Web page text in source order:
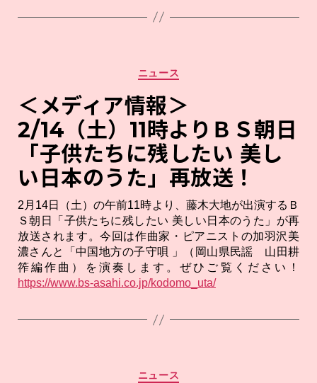
ゴ
リ
ー
ニュース
＜メディア情報＞
2/14（土）11時よりＢＳ朝日
「子供たちに残したい 美し
い日本のうた」再放送！
2月14日（土）の午前11時より、藤木大地が出演するＢ
Ｓ朝日「子供たちに残したい 美しい日本のうた」が再
放送されます。今回は作曲家・ピアニストの加羽沢美
濃さんと「中国地方の子守唄 」（岡山県民謡 山田耕
筰編作曲）を演奏します。ぜひご覧ください！
https://www.bs-asahi.co.jp/kodomo_uta/
ニュース